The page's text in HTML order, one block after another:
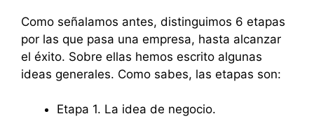
Como señalamos antes, distinguimos 6 etapas
por las que pasa una empresa, hasta alcanzar
el éxito. Sobre ellas hemos escrito algunas
ideas generales. Como sabes, las etapas son:
Etapa 1. La idea de negocio.